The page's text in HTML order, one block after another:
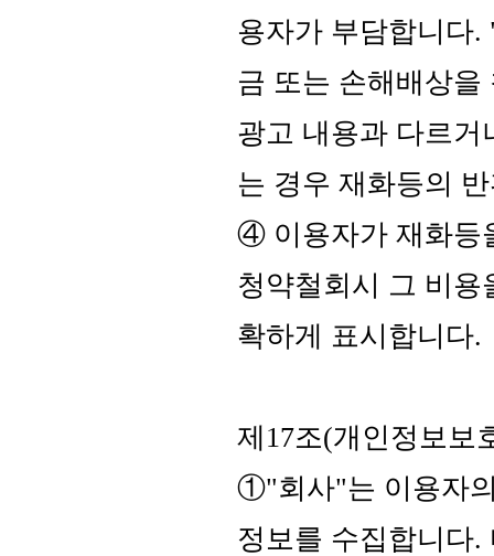
용자가 부담합니다
금 또는 손해배상을
광고 내용과 다르
는 경우 재화등의
④ 이용자가 재화등
청약철회시 그 비
확하게 표시합니다.
제17조(개인정보보
①"회사"는 이용자
정보를 수집합니다